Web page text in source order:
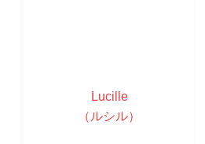
Lucille
（ルシル）